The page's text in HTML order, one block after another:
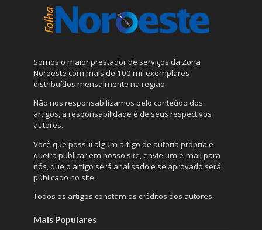
Somos o maior prestador de serviços da Zona
Noroeste com mais de 100 mil exemplares
distribuídos mensalmente na região
Não nos responsabilizamos pelo conteúdo dos
artigos, a responsabilidade é de seus respectivos
autores.
Você que possuí algum artigo de autoria própria e
queira publicar em nosso site, envie um e-mail para
nós, que o artigo será analisado e se aprovado será
públicado no site.
Todos os artigos constam os créditos dos autores.
Mais Populares